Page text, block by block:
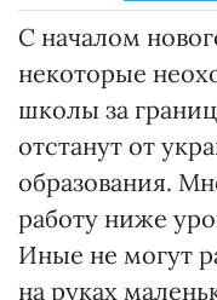
С началом
некоторые
школы за
отстанут от
образования.
работу ниже
Иные не могут
на руках